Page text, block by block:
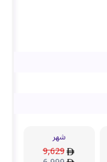
شهر
9,629